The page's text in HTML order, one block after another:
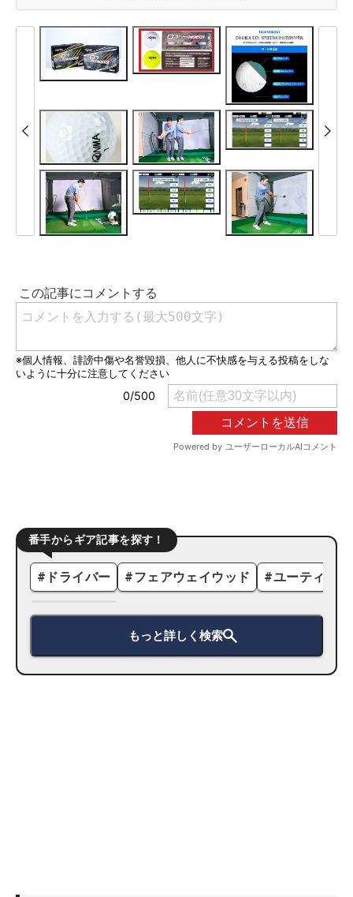
番手からギア記事を探す！
# ドライバー #フェアウェイウッド #ユーティリ
もっと詳しく検索